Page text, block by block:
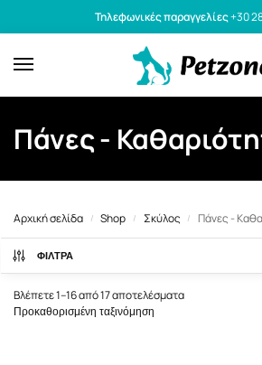
Τηλεφωνικές παραγγελίες+30
Πάνες -
Αρχική σελίδα / Shop / Σκύλος / Πάνες -
ΦΙΛΤΡΑ
Βλέπετε 1–16 από 17 αποτελέσματα